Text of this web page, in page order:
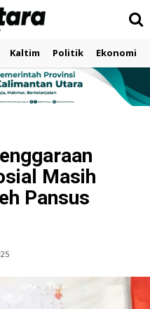
Kaltim Politik Ekonomi
Masih
Pansus